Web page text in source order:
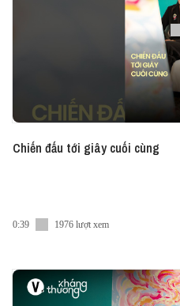
Chiến đấu tới giây cuối cùng
0:39 1976 lượt xem